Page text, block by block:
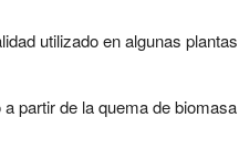
utilizado en algunas
partir de la quema de